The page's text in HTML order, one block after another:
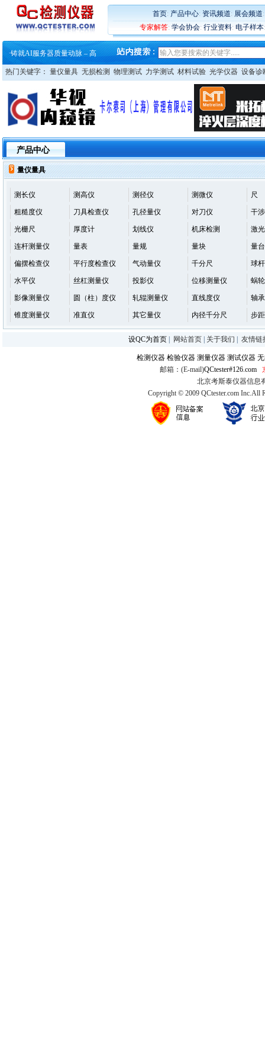
首页: 产品中心: 资讯频道: 展会频道
专家解答: 学会协会: 行业资料: 电子样本
蔡司和亿纬锂能达成战略合作
大牌云集 买家升级 ——26
蔡司软件 | 高效变形分析能
·铸就AI服务器质量动脉 – 高
·铸就AI服务器质量动脉 – 高
·ZEISS BOSELLO ADR 让内部缺
·蔡司和亿纬锂能达成战略合作
热门关键字： 量仪量具 无损检测 物理测试 力学测试 材料试验 光学仪器 设备诊
产品中心
量仪量具
测长仪 测高仪 测径仪 测微仪 尺
粗糙度仪 刀具检查仪 孔径量仪 对刀仪 干
光栅尺 厚度计 划线仪 机床检测 激
连杆测量仪 量表 量规 量块 量台
偏摆检查仪 平行度检查仪 气动量仪 千分尺 球
水平仪 丝杠测量仪 投影仪 位移测量仪 蜗
影像测量仪 圆（柱）度仪 轧辊测量仪 直线度仪 轴
锥度测量仪 准直仪 其它量仪 内径千分尺 步
设QC为首页 网站首页 关于我们 友情链
检测仪器 检验仪器 测量仪器 测试仪器
邮箱：(E-mail)QCtester#126.com
北京考斯泰仪器信息
Copyright © 2009 QCtester.com Inc.All